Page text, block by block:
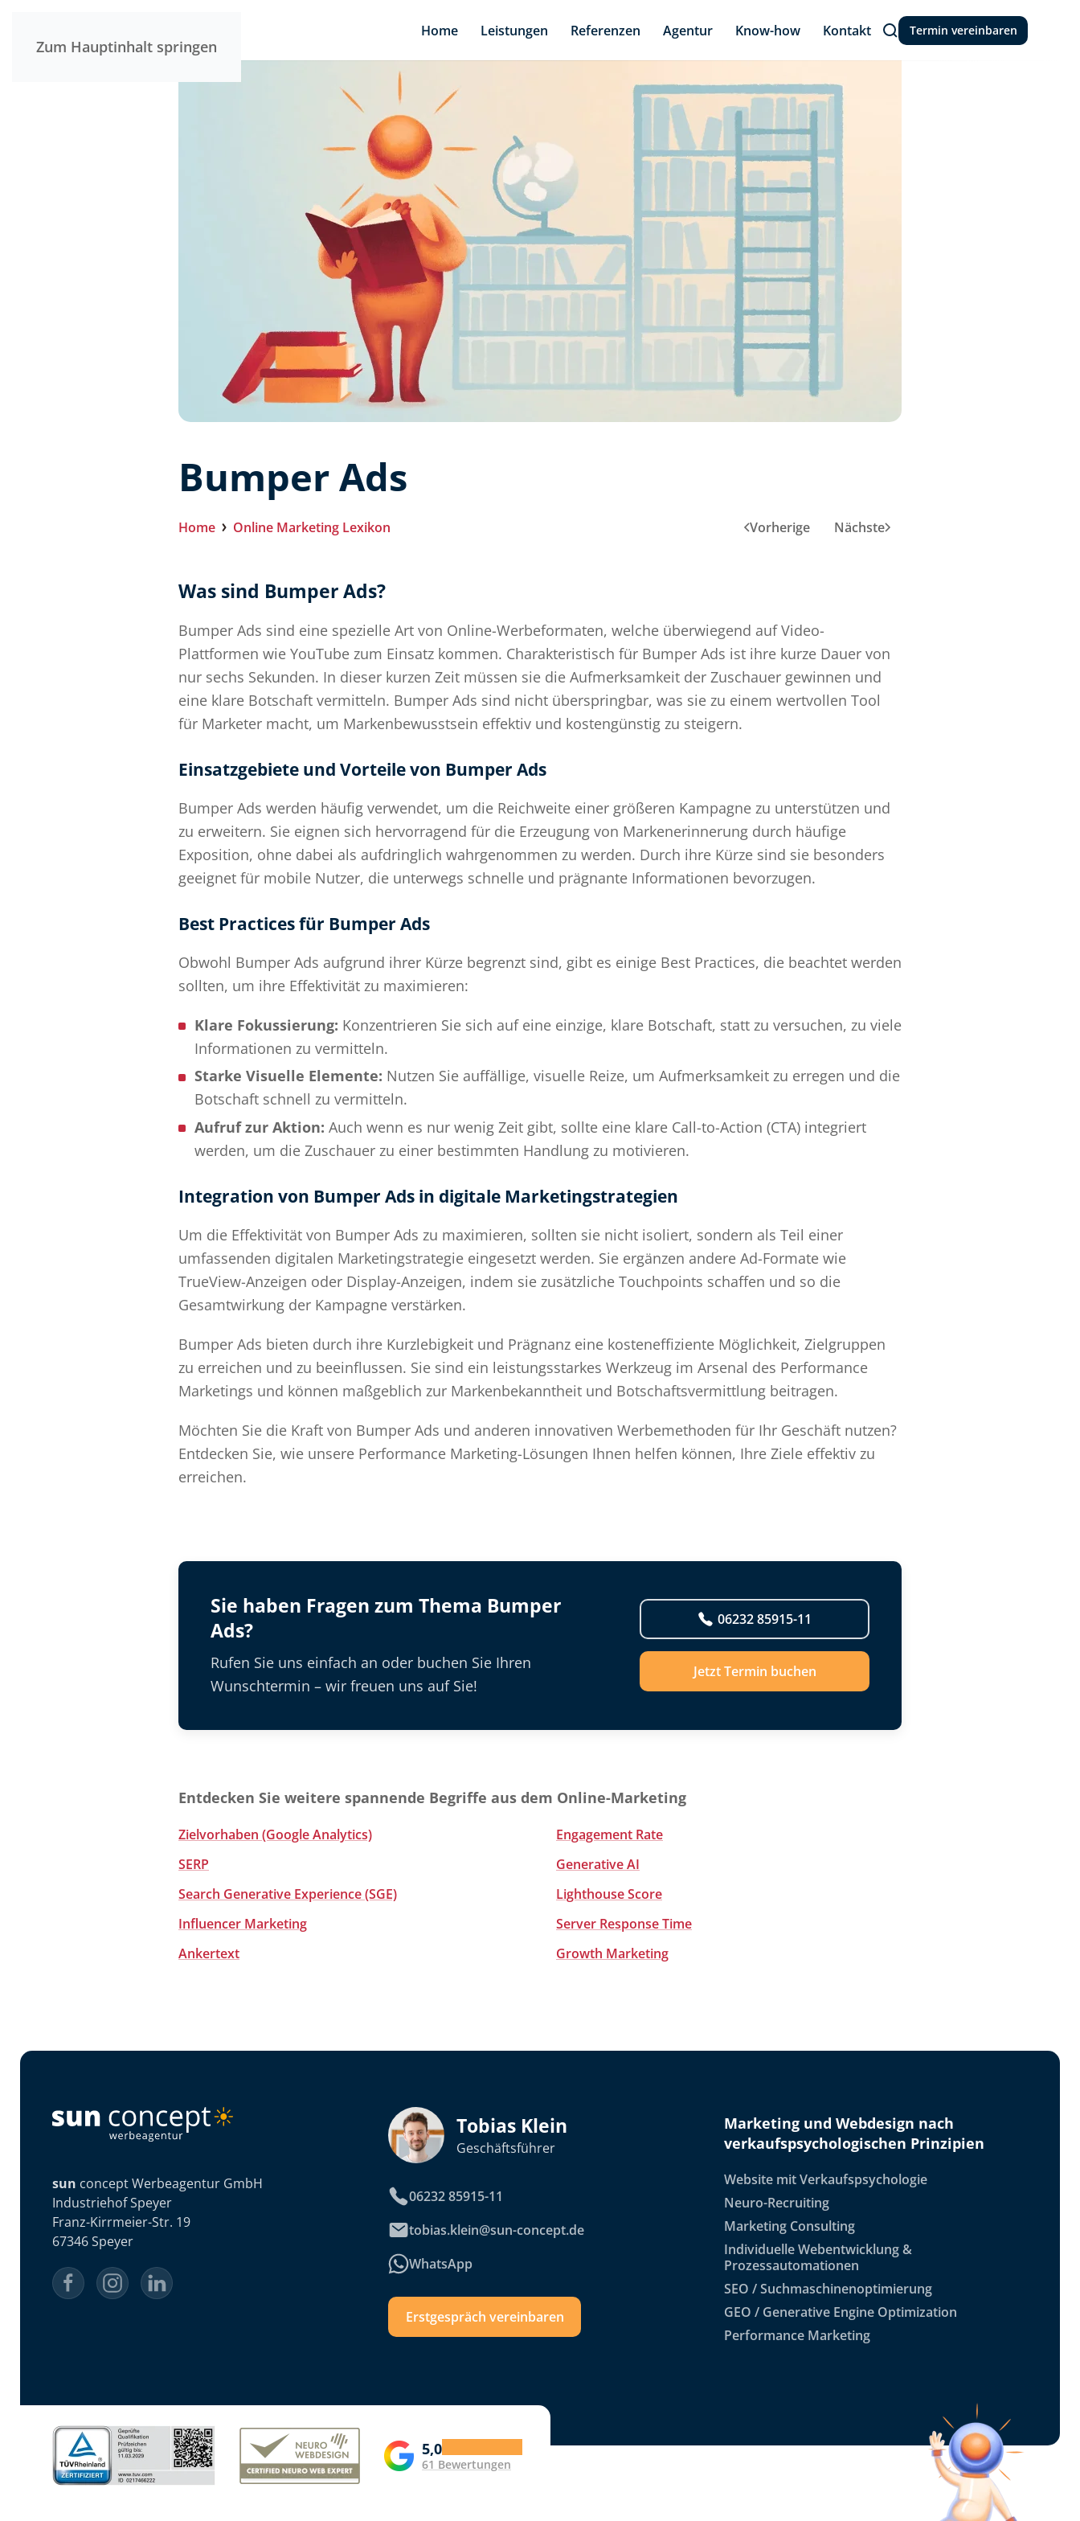
Zum Hauptinhalt springen
Home Leistungen Referenzen Agentur Know-how Kontakt Termin vereinbaren
Bumper Ads
Home Online Marketing Lexikon Vorherige Nächste
Was sind Bumper Ads?
Bumper Ads sind eine spezielle Art von Online-Werbeformaten, welche überwiegend auf Video-
Plattformen wie YouTube zum Einsatz kommen. Charakteristisch für Bumper Ads ist ihre kurze Dauer von
nur sechs Sekunden. In dieser kurzen Zeit müssen sie die Aufmerksamkeit der Zuschauer gewinnen und
eine klare Botschaft vermitteln. Bumper Ads sind nicht überspringbar, was sie zu einem wertvollen Tool
für Marketer macht, um Markenbewusstsein effektiv und kostengünstig zu steigern.
Einsatzgebiete und Vorteile von Bumper Ads
Bumper Ads werden häufig verwendet, um die Reichweite einer größeren Kampagne zu unterstützen und
zu erweitern. Sie eignen sich hervorragend für die Erzeugung von Markenerinnerung durch häufige
Exposition, ohne dabei als aufdringlich wahrgenommen zu werden. Durch ihre Kürze sind sie besonders
geeignet für mobile Nutzer, die unterwegs schnelle und prägnante Informationen bevorzugen.
Best Practices für Bumper Ads
Obwohl Bumper Ads aufgrund ihrer Kürze begrenzt sind, gibt es einige Best Practices, die beachtet werden
sollten, um ihre Effektivität zu maximieren:
Klare Fokussierung: Konzentrieren Sie sich auf eine einzige, klare Botschaft, statt zu versuchen, zu viele
Informationen zu vermitteln.
Starke Visuelle Elemente: Nutzen Sie auffällige, visuelle Reize, um Aufmerksamkeit zu erregen und die
Botschaft schnell zu vermitteln.
Aufruf zur Aktion: Auch wenn es nur wenig Zeit gibt, sollte eine klare Call-to-Action (CTA) integriert
werden, um die Zuschauer zu einer bestimmten Handlung zu motivieren.
Integration von Bumper Ads in digitale Marketingstrategien
Um die Effektivität von Bumper Ads zu maximieren, sollten sie nicht isoliert, sondern als Teil einer
umfassenden digitalen Marketingstrategie eingesetzt werden. Sie ergänzen andere Ad-Formate wie
TrueView-Anzeigen oder Display-Anzeigen, indem sie zusätzliche Touchpoints schaffen und so die
Gesamtwirkung der Kampagne verstärken.
Bumper Ads bieten durch ihre Kurzlebigkeit und Prägnanz eine kosteneffiziente Möglichkeit, Zielgruppen
zu erreichen und zu beeinflussen. Sie sind ein leistungsstarkes Werkzeug im Arsenal des Performance
Marketings und können maßgeblich zur Markenbekanntheit und Botschaftsvermittlung beitragen.
Möchten Sie die Kraft von Bumper Ads und anderen innovativen Werbemethoden für Ihr Geschäft nutzen?
Entdecken Sie, wie unsere Performance Marketing-Lösungen Ihnen helfen können, Ihre Ziele effektiv zu
erreichen.
Sie haben Fragen zum Thema Bumper
Ads?
Rufen Sie uns einfach an oder buchen Sie Ihren
Wunschtermin – wir freuen uns auf Sie!
06232 85915-11
Jetzt Termin buchen
Entdecken Sie weitere spannende Begriffe aus dem Online-Marketing
Zielvorhaben (Google Analytics)
Engagement Rate
SERP
Generative AI
Search Generative Experience (SGE)
Lighthouse Score
Influencer Marketing
Server Response Time
Ankertext
Growth Marketing
sun concept Werbeagentur GmbH
Industriehof Speyer
Franz-Kirrmeier-Str. 19
67346 Speyer
Tobias Klein
Geschäftsführer
06232 85915-11
tobias.klein@sun-concept.de
WhatsApp
Erstgespräch vereinbaren
Marketing und Webdesign nach
verkaufspsychologischen Prinzipien
Website mit Verkaufspsychologie
Neuro-Recruiting
Marketing Consulting
Individuelle Webentwicklung &
Prozessautomationen
SEO / Suchmaschinenoptimierung
GEO / Generative Engine Optimization
Performance Marketing
5,0
61 Bewertungen